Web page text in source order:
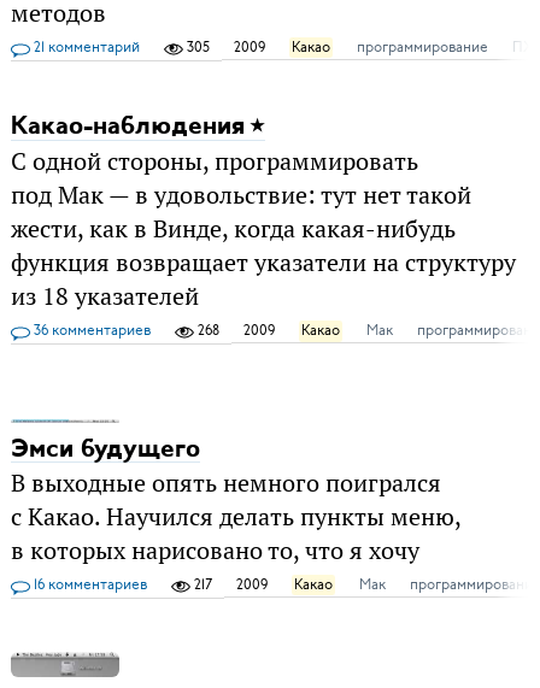
методов
21 комментарий 305 2009 Какао программирование
Какао-наблюдения
С одной стороны, программировать
под Мак — в удовольствие: тут нет такой
жести, как в Винде, когда какая-нибудь
функция возвращает указатели на структуру
из 18 указателей
36 комментариев 268 2009 Какао Мак
Эмси будущего
В выходные опять немного поигрался
с Какао. Научился делать пункты меню,
в которых нарисовано то, что я хочу
16 комментариев 217 2009 Какао Мак